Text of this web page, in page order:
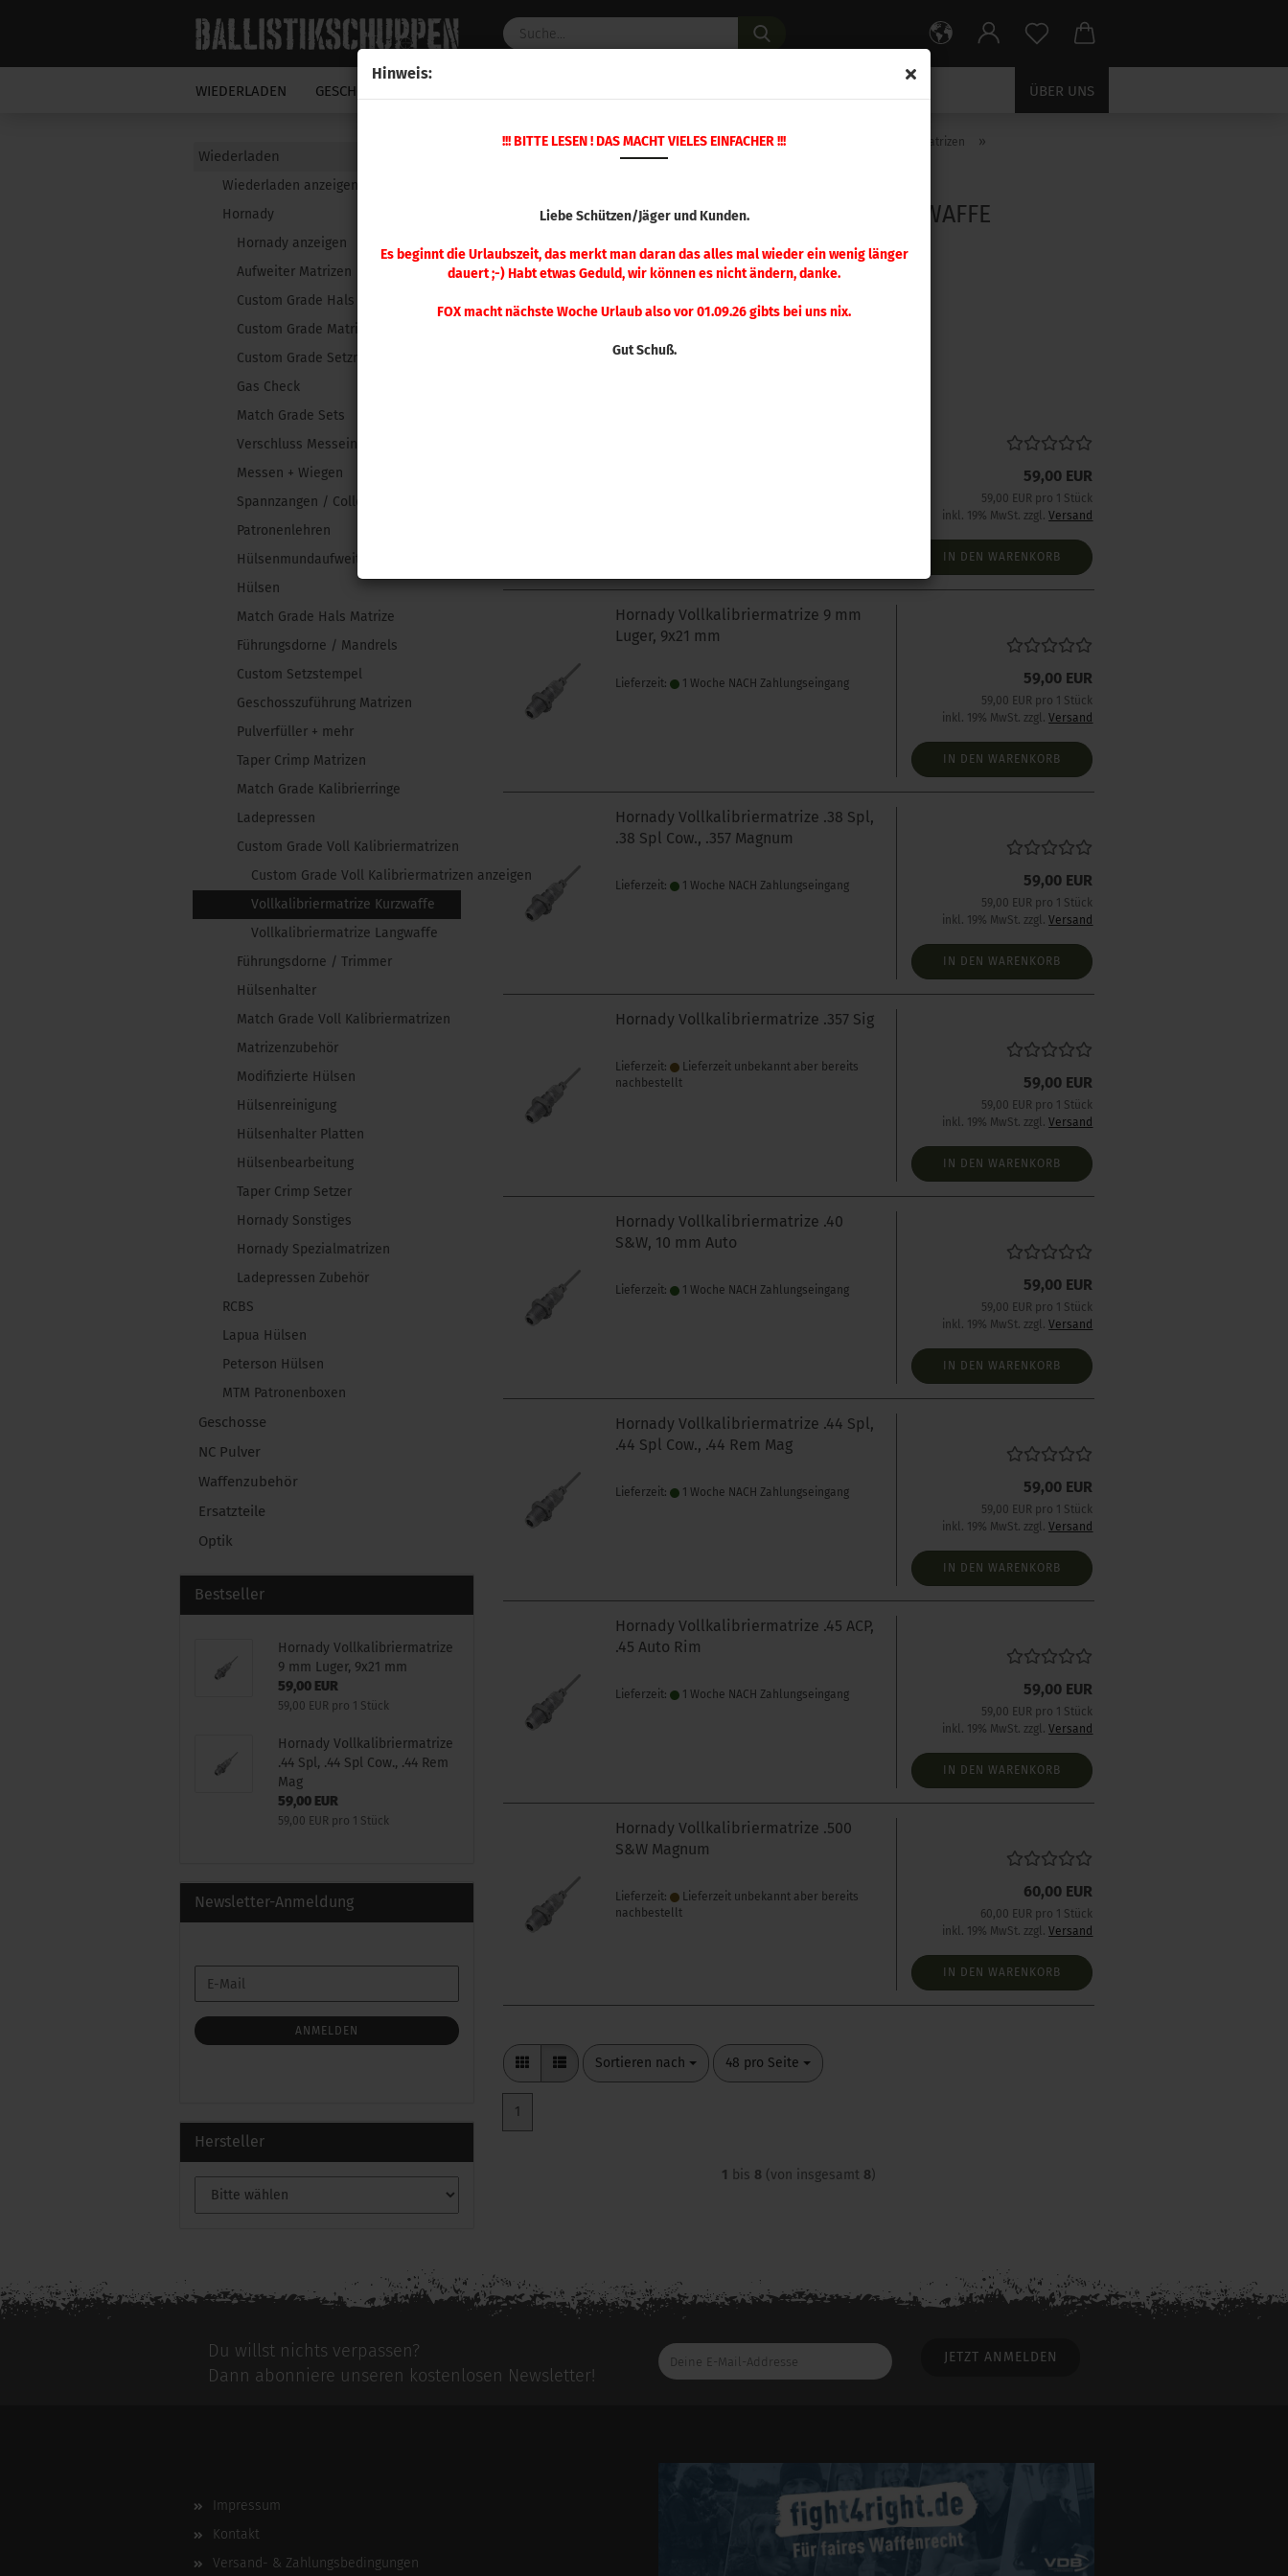
Hinweis:
!!! BITTE LESEN ! DAS MACHT VIELES EINFACHER !!!
Liebe Schützen/Jäger und Kunden.
Es beginnt die Urlaubszeit, das merkt man daran das alles mal wieder ein wenig länger
dauert ;-) Habt etwas Geduld, wir können es nicht ändern, danke.
FOX macht nächste Woche Urlaub also vor 01.09.26 gibts bei uns nix.
Gut Schuß.
WIEDERLADEN GESCHOSSE ÜBER UNS
Startseite » Wiederladen » Hornady » Custom Grade Voll Kalibriermatrizen »
Vollkalibriermatrize Kurzwaffe
VOLLKALIBRIERMATRIZE KURZWAFFE
59,00 EUR
59,00 EUR pro 1 Stück
inkl. 19% MwSt. zzgl.Versand
IN DEN WARENKORB
Hornady Vollkalibriermatrize 9 mm
Luger, 9x21 mm
Lieferzeit: 1 Woche NACH Zahlungseingang 59,00 EUR
59,00 EUR pro 1 Stück
inkl. 19% MwSt. zzgl.Versand
IN DEN WARENKORB
Hornady Vollkalibriermatrize .38 Spl,
.38 Spl Cow., .357 Magnum
Lieferzeit: 1 Woche NACH Zahlungseingang 59,00 EUR
59,00 EUR pro 1 Stück
inkl. 19% MwSt. zzgl.Versand
IN DEN WARENKORB
Hornady Vollkalibriermatrize .357 Sig
Lieferzeit:
Lieferzeit unbekannt aber bereits
nachbestellt
59,00 EUR
59,00 EUR pro 1 Stück
inkl. 19% MwSt. zzgl.Versand
IN DEN WARENKORB
Hornady Vollkalibriermatrize .40
S&W, 10 mm Auto
Lieferzeit: 1 Woche NACH Zahlungseingang 59,00 EUR
59,00 EUR pro 1 Stück
inkl. 19% MwSt. zzgl.Versand
IN DEN WARENKORB
Hornady Vollkalibriermatrize .44 Spl,
.44 Spl Cow., .44 Rem Mag
Lieferzeit: 1 Woche NACH Zahlungseingang 59,00 EUR
59,00 EUR pro 1 Stück
inkl. 19% MwSt. zzgl.Versand
IN DEN WARENKORB
Hornady Vollkalibriermatrize .45 ACP,
.45 Auto Rim
Lieferzeit: 1 Woche NACH Zahlungseingang 59,00 EUR
59,00 EUR pro 1 Stück
inkl. 19% MwSt. zzgl.Versand
IN DEN WARENKORB
Hornady Vollkalibriermatrize .500
S&W Magnum
Lieferzeit:
Lieferzeit unbekannt aber bereits
nachbestellt
60,00 EUR
60,00 EUR pro 1 Stück
inkl. 19% MwSt. zzgl.Versand
IN DEN WARENKORB
Sortieren nach
Sortieren nach 48 pro Seite
pro Seite
1
1 bis 8 (von insgesamt 8)
Wiederladen
Wiederladen anzeigen
Hornady
Hornady anzeigen
Aufweiter Matrizen
Custom Grade Hals Matrize
Custom Grade Matrizensatz
Custom Grade Setzmatrizen
Gas Check
Match Grade Sets
Verschluss Messeinsätze
Messen + Wiegen
Spannzangen / Collets
Patronenlehren
Hülsenmundaufweiter
Hülsen
Match Grade Hals Matrize
Führungsdorne / Mandrels
Custom Setzstempel
Geschosszuführung Matrizen
Pulverfüller + mehr
Taper Crimp Matrizen
Match Grade Kalibrierringe
Ladepressen
Custom Grade Voll Kalibriermatrizen
Custom Grade Voll Kalibriermatrizen anzeigen
Vollkalibriermatrize Kurzwaffe
Vollkalibriermatrize Langwaffe
Führungsdorne / Trimmer
Hülsenhalter
Match Grade Voll Kalibriermatrizen
Matrizenzubehör
Modifizierte Hülsen
Hülsenreinigung
Hülsenhalter Platten
Hülsenbearbeitung
Taper Crimp Setzer
Hornady Sonstiges
Hornady Spezialmatrizen
Ladepressen Zubehör
RCBS
Lapua Hülsen
Peterson Hülsen
MTM Patronenboxen
Geschosse
NC Pulver
Waffenzubehör
Ersatzteile
Optik
Bestseller
Hornady Vollkalibriermatrize
9 mm Luger, 9x21 mm
59,00 EUR
59,00 EUR pro 1 Stück
Hornady Vollkalibriermatrize
.44 Spl, .44 Spl Cow., .44 Rem
Mag
59,00 EUR
59,00 EUR pro 1 Stück
Newsletter-Anmeldung
ZUR
ANMELDUNG
E-
Mail
ANMELDEN
Hersteller
Du willst nichts verpassen?
Dann abonniere unseren kostenlosen Newsletter!
Deine
E-
Impressum
Kontakt
Versand- & Zahlungsbedingungen